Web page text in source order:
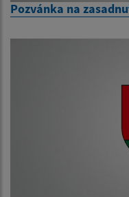
Pozvánka na